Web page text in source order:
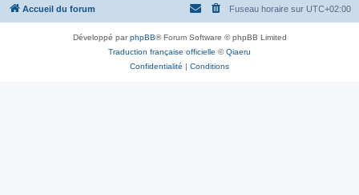
Accueil du forum Fuseau horaire sur UTC+02:00
Développé parphpBB® Forum Software © phpBB Limited
Traduction française officielle ©Qiaeru
Confidentialité | Conditions